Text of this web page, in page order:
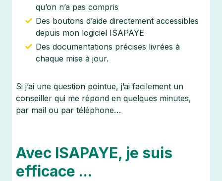
qu’on n’a pas compris
Des boutons d’aide directement accessibles
depuis mon logiciel ISAPAYE
Des documentations précises livrées à
chaque mise à jour.
Si j’ai une question pointue, j’ai facilement un
conseiller qui me répond en quelques minutes,
par mail ou par téléphone…
Avec ISAPAYE, je suis
efficace ...